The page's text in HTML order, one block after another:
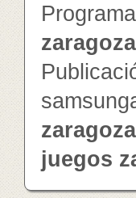
zaragoza
zaragoza
juegos